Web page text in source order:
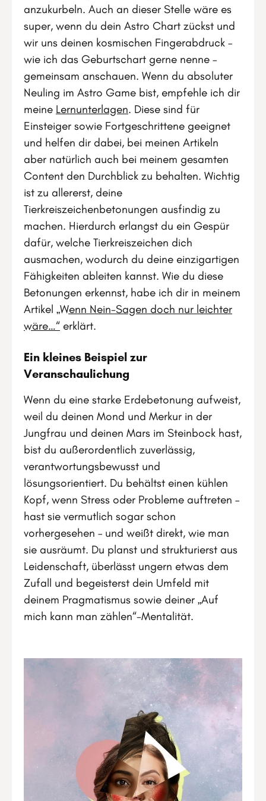
anzukurbeln. Auch an dieser Stelle wäre es
super, wenn du dein Astro Chart zückst und
wir uns deinen kosmischen Fingerabdruck –
wie ich das Geburtschart gerne nenne –
gemeinsam anschauen. Wenn du absoluter
Neuling im Astro Game bist, empfehle ich dir
meine Lernunterlagen. Diese sind für
Einsteiger sowie Fortgeschrittene geeignet
und helfen dir dabei, bei meinen Artikeln
aber natürlich auch bei meinem gesamten
Content den Durchblick zu behalten. Wichtig
ist zu allererst, deine
Tierkreiszeichenbetonungen ausfindig zu
machen. Hierdurch erlangst du ein Gespür
dafür, welche Tierkreiszeichen dich
ausmachen, wodurch du deine einzigartigen
Fähigkeiten ableiten kannst. Wie du diese
Betonungen erkennst, habe ich dir in meinem
Artikel „Wenn Nein-Sagen doch nur leichter
wäre…“ erklärt.
Ein kleines Beispiel zur
Veranschaulichung
Wenn du eine starke Erdebetonung aufweist,
weil du deinen Mond und Merkur in der
Jungfrau und deinen Mars im Steinbock hast,
bist du außerordentlich zuverlässig,
verantwortungsbewusst und
lösungsorientiert. Du behältst einen kühlen
Kopf, wenn Stress oder Probleme auftreten –
hast sie vermutlich sogar schon
vorhergesehen – und weißt direkt, wie man
sie ausräumt. Du planst und strukturierst aus
Leidenschaft, überlässt ungern etwas dem
Zufall und begeisterst dein Umfeld mit
deinem Pragmatismus sowie deiner „Auf
mich kann man zählen“-Mentalität.